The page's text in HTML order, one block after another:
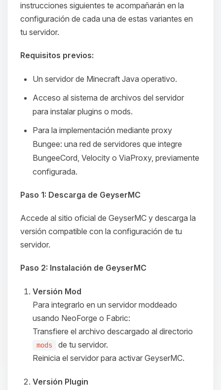
instrucciones siguientes te acompañarán en la
configuración de cada una de estas variantes en
tu servidor.
Requisitos previos:
Un servidor de Minecraft Java operativo.
Acceso al sistema de archivos del servidor
para instalar plugins o mods.
Para la implementación mediante proxy
Bungee: una red de servidores que integre
BungeeCord, Velocity o ViaProxy, previamente
configurada.
Paso 1: Descarga de GeyserMC
Accede al sitio oficial de GeyserMC y descarga la
versión compatible con la configuración de tu
servidor.
Paso 2: Instalación de GeyserMC
Versión Mod
Para integrarlo en un servidor moddeado
usando NeoForge o Fabric:
Transfiere el archivo descargado al directorio
mods
de tu servidor.
Reinicia el servidor para activar GeyserMC.
Versión Plugin